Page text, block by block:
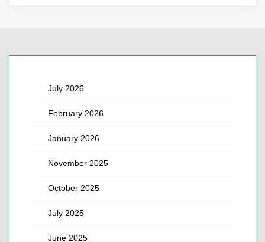
July 2026
February 2026
January 2026
November 2025
October 2025
July 2025
June 2025